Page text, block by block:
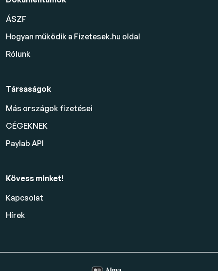
ÁSZF
Hogyan működik a Fizetesek.hu oldal
Rólunk
Társaságok
Más országok fizetései
CÉGEKNEK
Paylab API
Kövess minket!
Kapcsolat
Hírek